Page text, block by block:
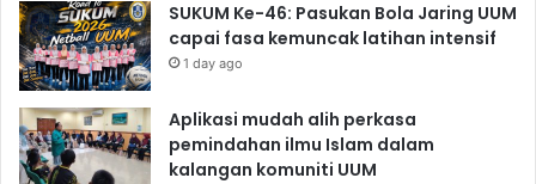
SUKUM Ke-46: Pasukan Bola Jaring UUM
capai fasa kemuncak latihan intensif
1 day ago
Aplikasi mudah alih perkasa
pemindahan ilmu Islam dalam
kalangan komuniti UUM